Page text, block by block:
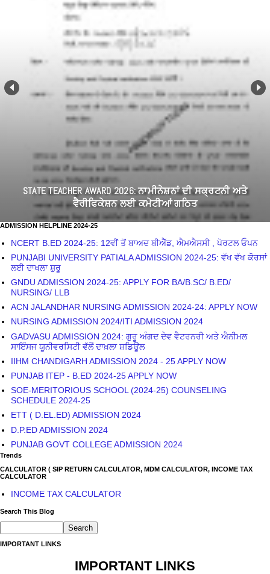
STATE TEACHER AWARD 2026: ਨਾਮੀਨੇਸ਼ਨਾਂ ਦੀ ਸਕ੍ਰਟਨੀ ਅਤੇ
ਵੈਰੀਫਿਕੇਸ਼ਨ ਲਈ ਕਮੇਟੀਆਂ ਗਠਿਤ
ADMISSION HELPLINE 2024-25
NCERT B.ED 2024-25: 12ਵੀਂ ਤੋਂ ਬਾਅਦ ਬੀਐੱਡ, ਐਮਐਸਸੀ , ਪੋਰਟਲ ਓਪਨ
PUNJABI UNIVERSITY PATIALA ADMISSION 2024-25: ਵੱਖ ਵੱਖ ਕੋਰਸਾਂ
ਲਈ ਦਾਖਲਾ ਸ਼ੁਰੂ
GNDU ADMISSION 2024-25: APPLY FOR BA/B.SC/ B.ED/
NURSING/ LLB
ACN JALANDHAR NURSING ADMISSION 2024-24: APPLY NOW
NURSING ADMISSION 2024/ITI ADMISSION 2024
GADVASU ADMISSION 2024: ਗੁਰੂ ਅੰਗਦ ਦੇਵ ਵੈਟਰਨਰੀ ਅਤੇ ਐਨੀਮਲ
ਸਾਇੰਸਜ ਯੂਨੀਵਰਸਿਟੀ ਵੱਲੋਂ ਦਾਖ਼ਲਾ ਸ਼ਡਿਊਲ
IIHM CHANDIGARH ADMISSION 2024 - 25 APPLY NOW
PUNJAB ITEP - B.ED 2024-25 APPLY NOW
SOE-MERITORIOUS SCHOOL (2024-25) COUNSELING
SCHEDULE 2024-25
ETT ( D.EL.ED) ADMISSION 2024
D.P.ED ADMISSION 2024
PUNJAB GOVT COLLEGE ADMISSION 2024
Trends
CALCULATOR ( SIP RETURN CALCULATOR, MDM CALCULATOR, INCOME TAX
CALCULATOR
INCOME TAX CALCULATOR
Search This Blog
IMPORTANT LINKS
IMPORTANT LINKS